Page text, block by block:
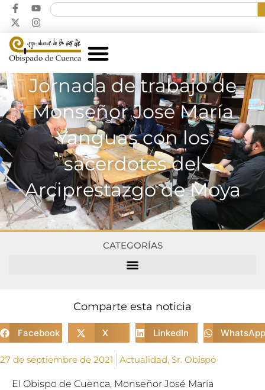
Jornada de trabajo de
Monseñor José María
Yanguas con los
sacerdotes del
Arciprestazgo de Moya
CATEGORÍAS
Comparte esta noticia
Facebook X LinkedIn WhatsApp
27 de septiembre de 2021 Actualidad, Sr. Obispo
El Obispo de Cuenca, Monseñor José María